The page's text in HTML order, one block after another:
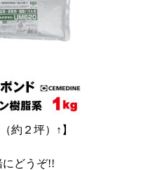
約２坪）↑】
にどうぞ!!